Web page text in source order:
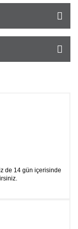
de 14 gün içerisinde